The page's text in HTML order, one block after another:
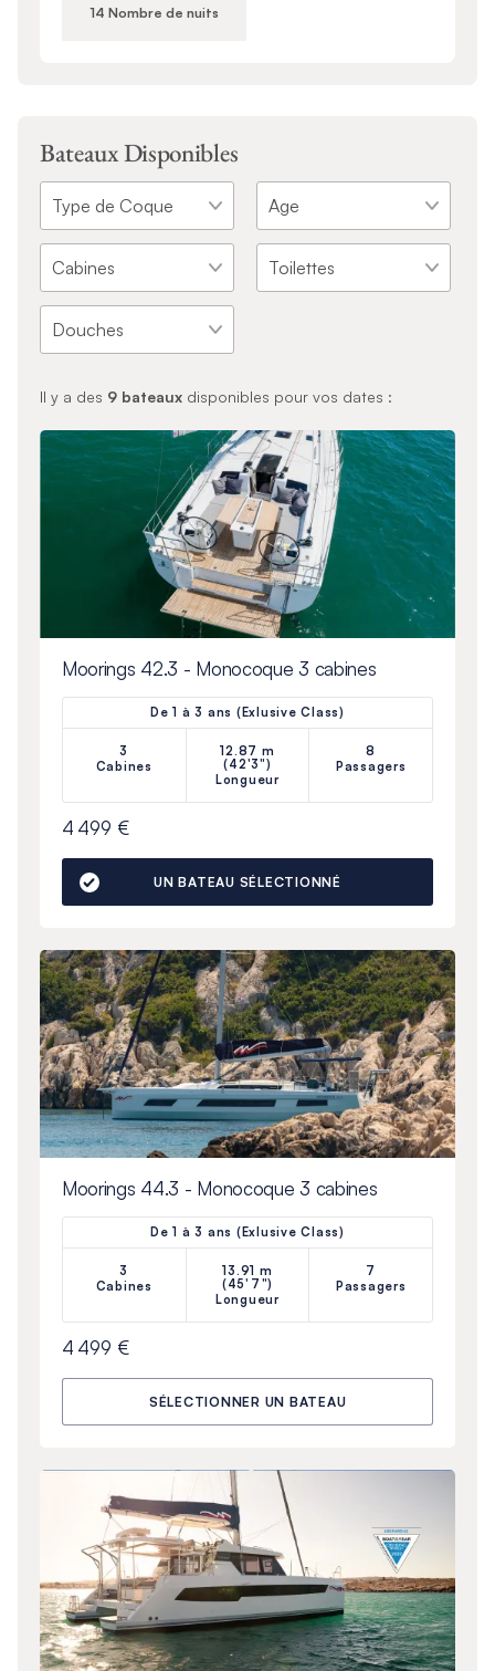
14 Nombre de nuits
Bateaux Disponibles
Il y a des 9bateauxdisponibles pour vos dates :
Moorings 42.3 - Monocoque 3 cabines
De 1 à 3 ans (Exlusive Class)
3
Cabines
12.87 m
(42'3")
Longueur
8
Passagers
4 499 €
UN BATEAU SÉLECTIONNÉ
Moorings 44.3 - Monocoque 3 cabines
De 1 à 3 ans (Exlusive Class)
3
Cabines
13.91 m
(45'7")
Longueur
7
Passagers
4 499 €
SÉLECTIONNER UN BATEAU